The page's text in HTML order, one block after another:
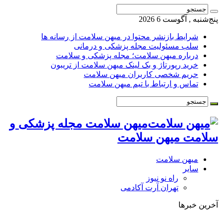
پنج‌شنبه , آگوست 6 2026
شرایط بازنشر محتوا در میهن سلامت از رسانه ها
سلب مسئولیت مجله پزشکی و درمانی
درباره میهن سلامت؛ مجله پزشکی و سلامت
خرید رپورتاژ و بک لینک میهن سلامت از تریبون
حریم شخصی کاربران میهن سلامت
تماس و ارتباط با تیم میهن سلامت
میهن سلامت مجله پزشکی و
سلامت میهن سلامت
میهن سلامت
سایر
راه نو نیوز
تهران آرت آکادمی
آخرین خبرها